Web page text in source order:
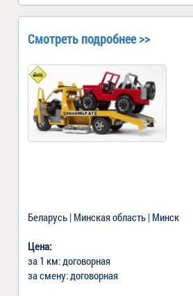
Смотреть подробнее >>
Беларусь | Минская область | Минск
Цена:
за 1 км: договорная
за смену: договорная